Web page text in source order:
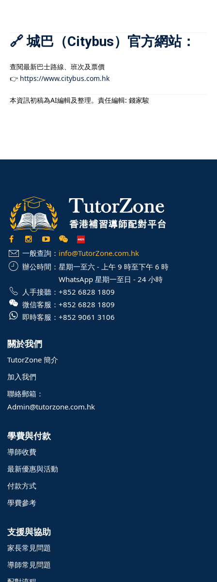
🔗 城巴（Citybus）官方網站：
查閱最新巴士路線、班次及票價
👉 https://www.citybus.com.hk
本資訊初稿為AI編輯及整理。責任編輯: 錢家駿
一般查詢： info@TutorZone.com.hk
辦公時間： 星期一至六 - 上午 9 時至下午 6 時
WhatsApp 星期一至日 - 24 小時
人手接聽： +852 6828 1809
微信客服： +852 6828 1809
即時客服： +852 9061 3106
關於我們
TutorZone 簡介
加入我們
聯絡郵箱：
Admin@tutorzone.com.hk
學費與付款
導師收費
最新優惠與活動
付款方式
學費參考
支援與協助
家長常見問題
導師常見問題